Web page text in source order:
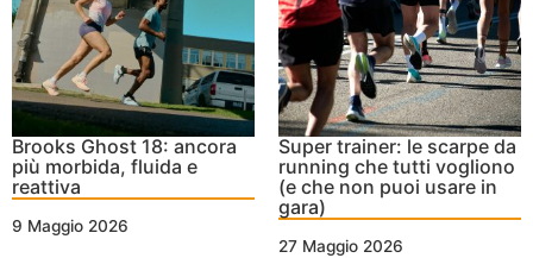
Brooks Ghost 18: ancora
più morbida, fluida e
reattiva
9 Maggio 2026
Super trainer: le scarpe da
running che tutti vogliono
(e che non puoi usare in
gara)
27 Maggio 2026